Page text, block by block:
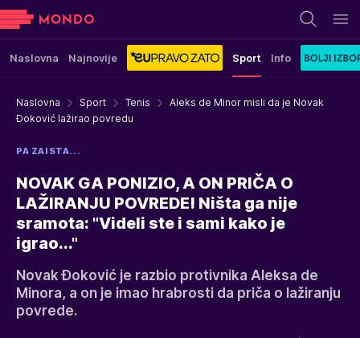
Naslovna Najnovije Sport Info
Naslovna Sport Tenis
Aleks de Minor misli da je Novak
Đoković lažirao povredu
PA ZAISTA...
NOVAK GA PONIZIO, A ON PRIČA O
LAŽIRANJU POVREDE! Ništa ga nije
sramota: "Videli ste i sami kako je
igrao..."
Novak Đoković je razbio protivnika Aleksa de
Minora, a on je imao hrabrosti da priča o lažiranju
povrede.